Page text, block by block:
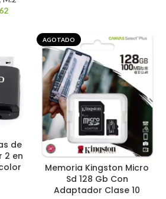
de
2 en
AGOTADO
Memoria Kingston Micro
Sd 128 Gb Con
Adaptador Clase 10